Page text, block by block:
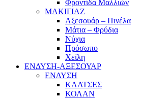
Φροντίδα Μαλλιών
ΜΑΚΙΓΙΑΖ
Αξεσουάρ – Πινέλα
Μάτια – Φρύδια
Νύχια
Πρόσωπο
Χείλη
ΕΝΔΥΣΗ-ΑΞΕΣΟΥΑΡ
ΕΝΔΥΣΗ
ΚΑΛΤΣΕΣ
ΚΟΛΑΝ